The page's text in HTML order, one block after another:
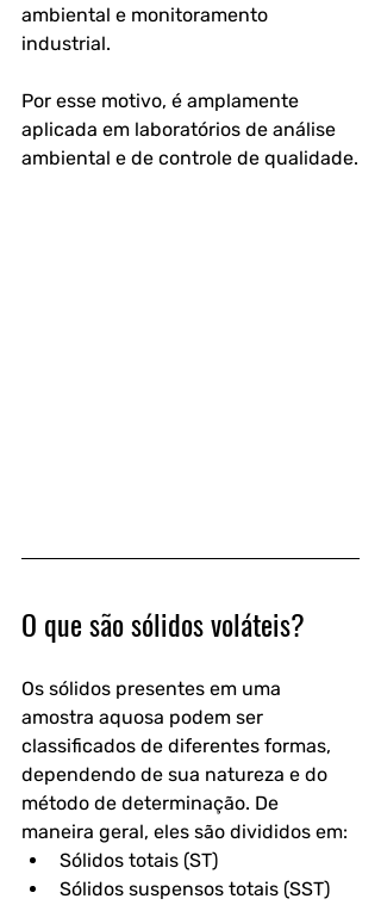
ambiental e monitoramento
industrial.
Por esse motivo, é amplamente
aplicada em laboratórios de análise
ambiental e de controle de qualidade.
O que são sólidos voláteis?
Os sólidos presentes em uma
amostra aquosa podem ser
classificados de diferentes formas,
dependendo de sua natureza e do
método de determinação. De
maneira geral, eles são divididos em:
Sólidos totais (ST)
Sólidos suspensos totais (SST)